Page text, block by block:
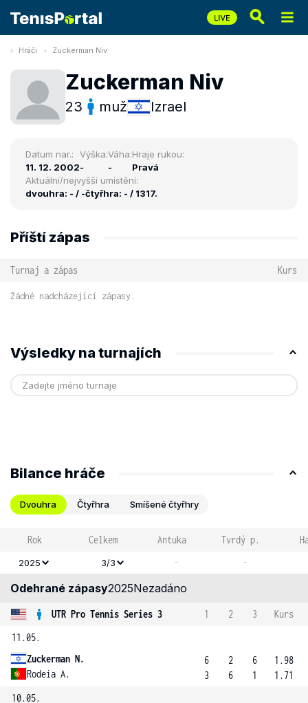
Hráči Zuckerman Niv
Zuckerman Niv
23 muž Izrael
Datum nar.:
11. 12. 2002
Výška:
-
Váha:
-
Hraje rukou:
Pravá
Aktuální/nejvyšší umístění:
dvouhra: - / -čtyřhra: - / 1317.
Příští zápas
Turnaj a zápas Kurs
Žádné nadcházející zápasy.
Výsledky na turnajích
Bilance hráče
Dvouhra Čtyřhra Smíšené čtyřhry
Rok Celkem Antuka Tvrdý p.
2025 3/3 - -
Odehrané zápasy2025Nezadáno
UTR Pro Tennis Series 3 1 2 3
Kurs
11.05.
Zuckerman N.
Rodeia A.
6
3
2
6
6
1
1.98
1.71
10.05.